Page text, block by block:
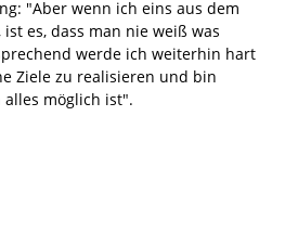
"Aber wenn ich eins aus dem
es, dass man nie weiß was
werde ich weiterhin hart
Ziele zu realisieren und bin
möglich ist".